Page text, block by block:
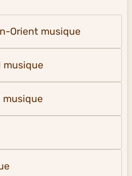
Orient musique
musique
musique